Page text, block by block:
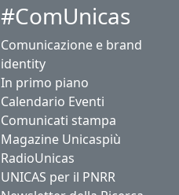
#ComUnicas
Comunicazione e brand
identity
In primo piano
Calendario Eventi
Comunicati stampa
Magazine Unicaspiù
RadioUnicas
UNICAS per il PNRR